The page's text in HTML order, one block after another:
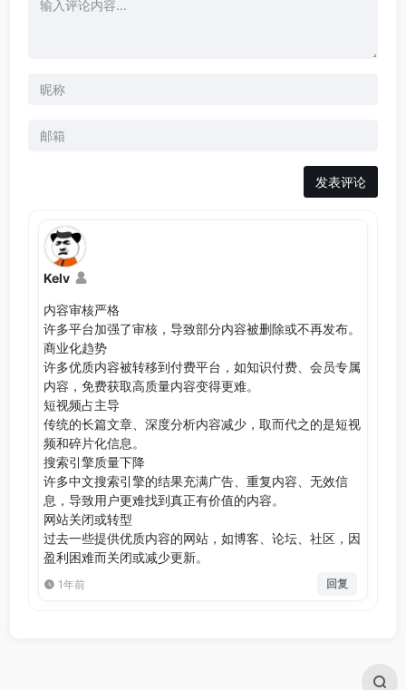
发表评论
Kelv
内容审核严格
许多平台加强了审核，导致部分内容被删除或不再发布。
商业化趋势
许多优质内容被转移到付费平台，如知识付费、会员专属
内容，免费获取高质量内容变得更难。
短视频占主导
传统的长篇文章、深度分析内容减少，取而代之的是短视
频和碎片化信息。
搜索引擎质量下降
许多中文搜索引擎的结果充满广告、重复内容、无效信
息，导致用户更难找到真正有价值的内容。
网站关闭或转型
过去一些提供优质内容的网站，如博客、论坛、社区，因
盈利困难而关闭或减少更新。
1年前 回复